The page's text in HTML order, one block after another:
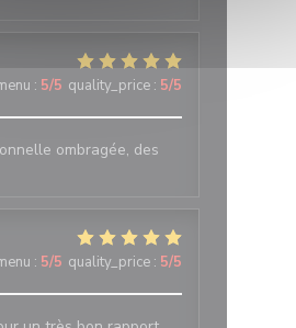
: 5/5 quality_price : 5/5
ombragée, des
: 5/5 quality_price : 5/5